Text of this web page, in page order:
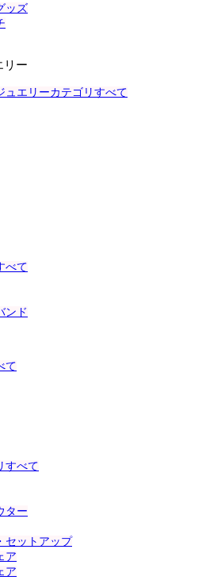
ッズ
リー
ュエリーカテゴリすべて
べて
ンド
て
すべて
ター
セットアップ
ア
ア